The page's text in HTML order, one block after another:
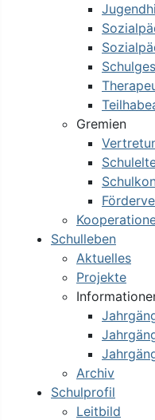
Gremien
Schulleben
Aktuelles
Projekte
Archiv
Schulprofil
Leitbild